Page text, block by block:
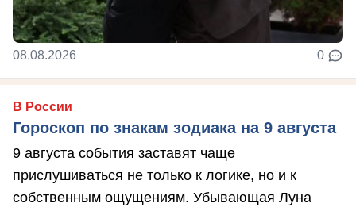
08.08.2026 0
В России
Гороскоп по знакам зодиака на 9 августа
9 августа события заставят чаще
прислушиваться не только к логике, но и к
собственным ощущениям. Убывающая Луна